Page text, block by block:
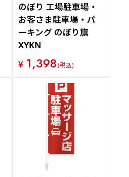
のぼり 工場駐車場・
お客さま駐車場・パ
ーキング のぼり旗
XYKN
¥ 1,398(税込)